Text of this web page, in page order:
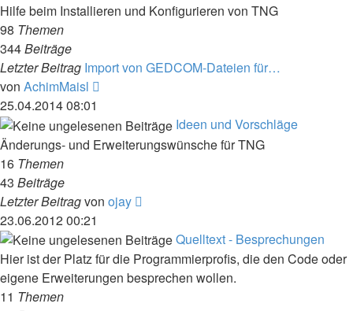
Hilfe beim Installieren und Konfigurieren von TNG
98 Themen
344Beiträge
Letzter Beitrag Import von GEDCOM-Dateien für…
von AchimMaisl
25.04.2014 08:01
Ideen und Vorschläge
Änderungs- und Erweiterungswünsche für TNG
16 Themen
43 Beiträge
Letzter Beitragvon ojay
23.06.2012 00:21
Quelltext - Besprechungen
Hier ist der Platz für die Programmierprofis, die den Code oder
eigene Erweiterungen besprechen wollen.
11 Themen